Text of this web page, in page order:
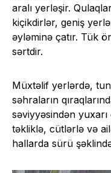
aralı yerləşir.
kiçikdirlər, geniş
əyləminə çatır. Tük
sərtdir.
Müxtəlif yerlərdə,
səhraların
səviyyəsindən
təkliklə, cütlərlə və
hallarda sürü